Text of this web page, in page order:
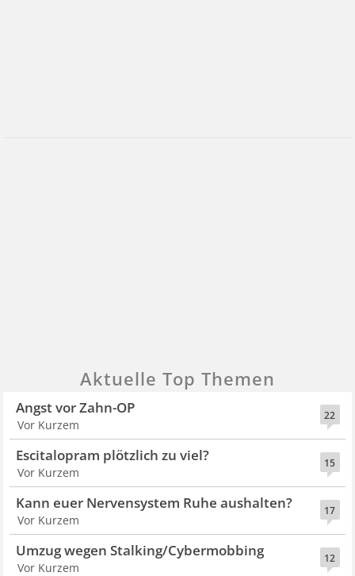
Aktuelle Top Themen
22
Angst vor Zahn-OP
Vor Kurzem
15
Escitalopram plötzlich zu viel?
Vor Kurzem
17
Kann euer Nervensystem Ruhe aushalten?
Vor Kurzem
12
Umzug wegen Stalking/Cybermobbing
Vor Kurzem